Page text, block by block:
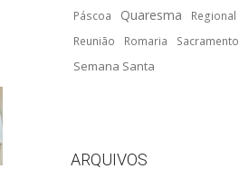
Páscoa Quaresma Regional
Reunião Romaria Sacramento
Semana Santa
ARQUIVOS